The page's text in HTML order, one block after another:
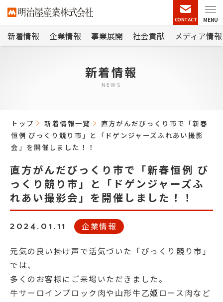
CONTACT MENU
新着情報 企業情報 事業展開 社会貢献 メディア情報
新着情報
NEWS
トップ 新着情報一覧
直方がんだびっくり市で「新春
恒例 びっくり競り市」と「ドゲンジャーズふれあい撮影
会」を開催しました！！
直方がんだびっくり市で「新春恒例 び
っくり競り市」と「ドゲンジャーズふ
れあい撮影会」を開催しました！！
2024.01.11 企業情報
元気の良い掛け声で活気づいた「びっくり競り市」
では、
多くのお客様にご来場いただきました。
牛サーロインブロック肉や山形牛乙姫ロース肉など